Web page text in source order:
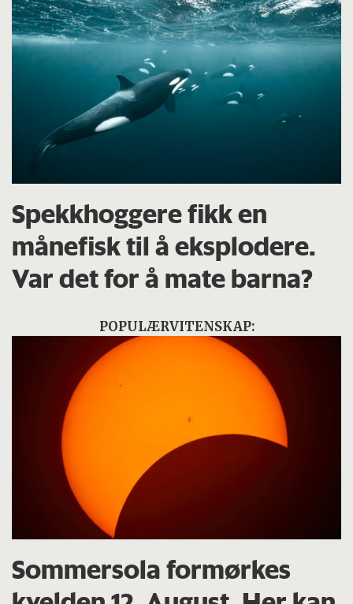
Spekkhoggere fikk en
månefisk til å eksplodere.
Var det for å mate barna?
POPULÆRVITENSKAP:
Sommersola formørkes